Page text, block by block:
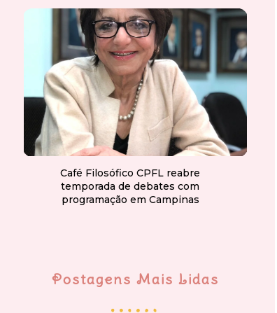
Café Filosófico CPFL reabre
temporada de debates com
programação em Campinas
Postagens Mais Lidas